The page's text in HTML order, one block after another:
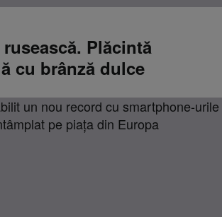
Plăcintă
cu brânză dulce